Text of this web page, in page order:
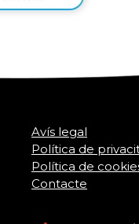
Avís legal
Política de
Política de
Contacte